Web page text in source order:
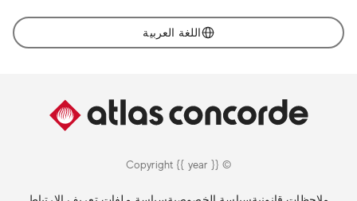
اللغة العربية
© Copyright {{ year }}